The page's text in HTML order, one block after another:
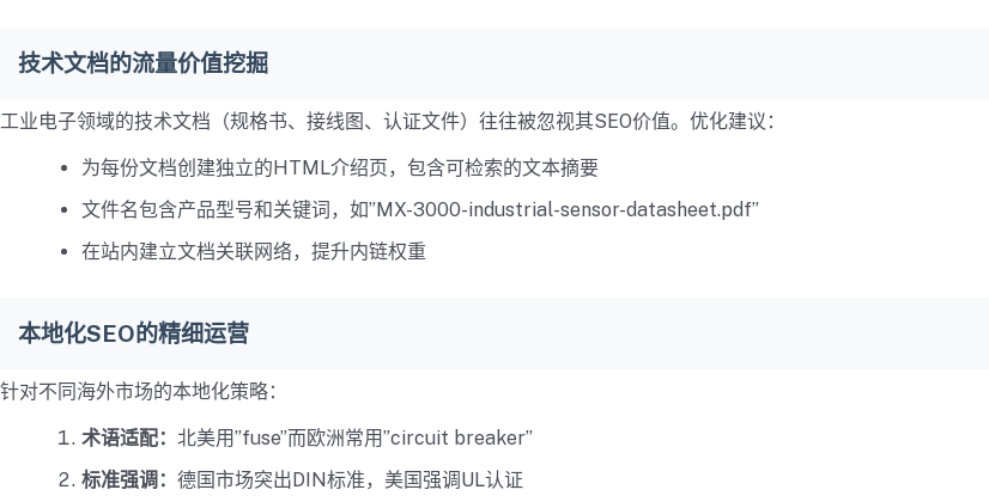
技术文档的流量价值挖掘
工业电子领域的技术文档（规格书、接线图、认证文件）往往被忽视其SEO价值。优化建议：
为每份文档创建独立的HTML介绍页，包含可检索的文本摘要
文件名包含产品型号和关键词，如”MX-3000-industrial-sensor-datasheet.pdf”
在站内建立文档关联网络，提升内链权重
本地化SEO的精细运营
针对不同海外市场的本地化策略：
术语适配： 北美用”fuse”而欧洲常用”circuit breaker”
标准强调： 德国市场突出DIN标准，美国强调UL认证